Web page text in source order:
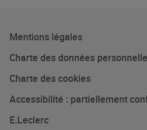
Mentions légales
Charte des données
Charte des cookies
Accessibilité : partiellement
E.Leclerc